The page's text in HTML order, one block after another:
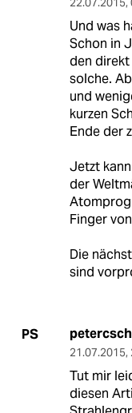
Und was
Schon in
den
solche.
und
kurzen
Ende der
Jetzt
der
Finger
Die
sind
PS
21.07.2015,
Tut mir
diesen